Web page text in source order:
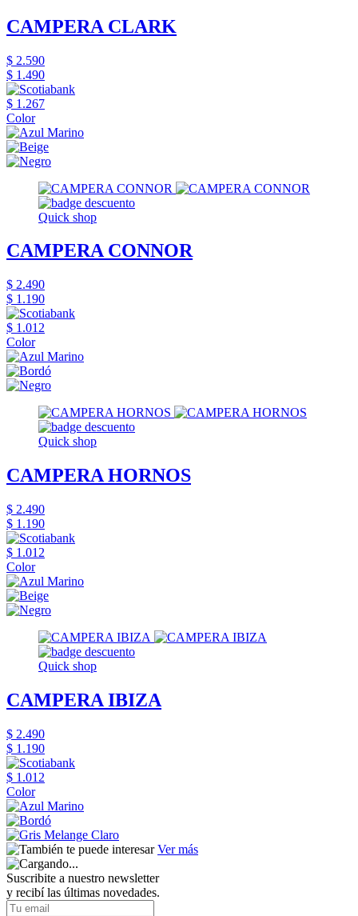
CAMPERA CLARK
$ 2.590
$ 1.490
$ 1.267
Color
Quick shop
CAMPERA CONNOR
$ 2.490
$ 1.190
$ 1.012
Color
Quick shop
CAMPERA HORNOS
$ 2.490
$ 1.190
$ 1.012
Color
Quick shop
CAMPERA IBIZA
$ 2.490
$ 1.190
$ 1.012
Color
Ver más
Suscribite a nuestro newsletter
y recibí las últimas novedades.